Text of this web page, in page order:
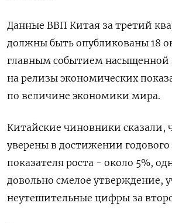
Данные ВВП Китая за третий
должны быть опубликованы 18
главным событием насыщенной
на релизы экономических
по величине экономики мира.
Китайские чиновники сказали,
уверены в достижении годового
показателя роста - около 5%,
довольно смелое утверждение,
неутешительные цифры за